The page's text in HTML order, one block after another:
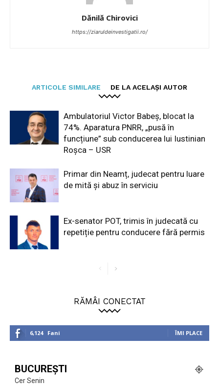
Dănilă Chirovici
https://ziaruldeinvestigatii.ro/
ARTICOLE SIMILARE DE LA ACELAȘI AUTOR
Ambulatoriul Victor Babeș, blocat la
74%. Aparatura PNRR, „pusă în
funcțiune” sub conducerea lui Iustinian
Roșca – USR
Primar din Neamț, judecat pentru luare
de mită și abuz în serviciu
Ex-senator POT, trimis în judecată cu
repetiție pentru conducere fără permis
RĂMÂI CONECTAT
6,124 Fani ÎMI PLACE
BUCUREȘTI
Cer Senin